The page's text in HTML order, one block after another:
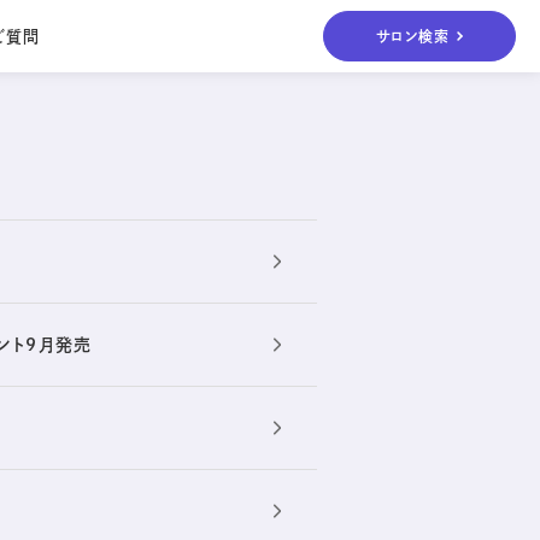
ア
UVケアまで
質問 サロン検索
ト9月発売